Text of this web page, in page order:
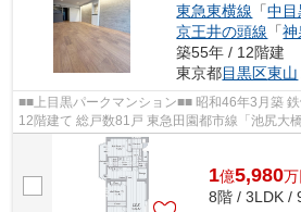
東急東横線 「中目
京王井の頭線 「神
築55年 / 12階建
東京都目黒区東山
■■上目黒パークマンション■■ 昭和46年3月築 鉄骨鉄筋コンクリート造地上
12階建て 総戸数81戸 東急田園都市線「池尻大橋」駅徒歩7分 東急東横線
1億5,980万
8階 / 3LDK /